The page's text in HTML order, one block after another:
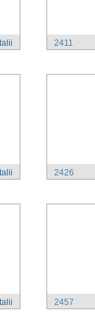
2411
2426
2457